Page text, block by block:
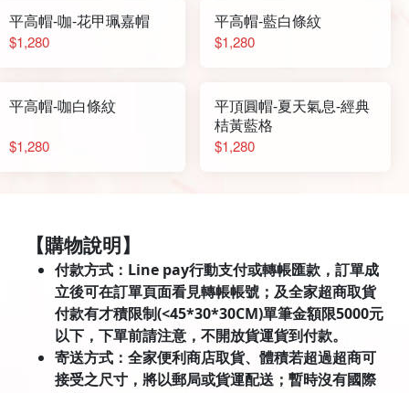
平高帽-咖-花甲珮嘉帽
$1,280
平高帽-藍白條紋
$1,280
平高帽-咖白條紋
$1,280
平頂圓帽-夏天氣息-經典
桔黃藍格
$1,280
【購物說明】
付款方式：Line pay行動支付或轉帳匯款，訂單成
立後可在訂單頁面看見轉帳帳號；及全家超商取貨
付款有才積限制(<45*30*30CM)單筆金額限5000元
以下，下單前請注意，不開放貨運貨到付款。
寄送方式：全家便利商店取貨、體積若超過超商可
接受之尺寸，將以郵局或貨運配送；暫時沒有國際